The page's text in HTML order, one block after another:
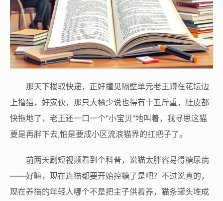
那天下楼取快递，正好撞见隔壁单元老王蹲在花坛边
上撸猫，好家伙，那只大橘少说也得有十五斤重，肚皮都
快拖地了，老王还一口一个"小宝贝"地叫着，我寻思这猫
要是再胖下去,怕是要成小区流浪猫界的扛把子了。
前两天刷短视频看到个科普，说猫太胖容易得糖尿病
——好嘛，现在连猫都要开始控糖了是吧？不过说真的，
现在养猫的年轻人哪个不是把主子供着养，猫条罐头堆成